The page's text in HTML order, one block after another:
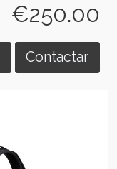
€250.00
Contactar